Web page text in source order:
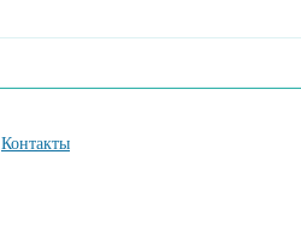
Контакты